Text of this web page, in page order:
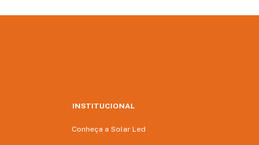
INSTITUCIONAL
Conheça a Solar Led